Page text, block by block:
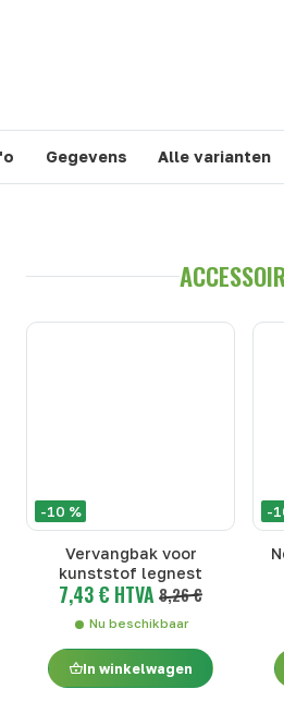
Gegevens Alle varianten
-10 %
Vervangbak voor
kunststof legnest
7,43 € HTVA 8,26 €
Nu beschikbaar
In winkelwagen
-